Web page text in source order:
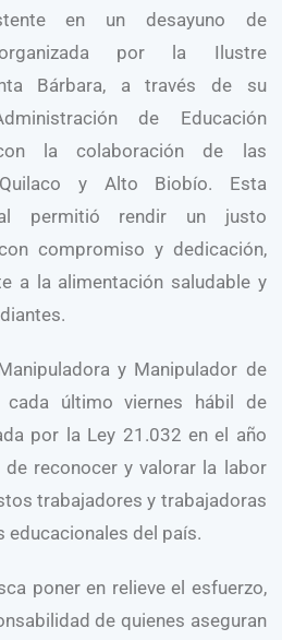
en un desayuno de
por la Ilustre
Bárbara, a través de su
de Educación
la colaboración de las
y Alto Biobío. Esta
permitió rendir un justo
compromiso y dedicación,
a la alimentación saludable y
y Manipulador de
cada último viernes hábil de
por la Ley 21.032 en el año
reconocer y valorar la labor
trabajadores y trabajadoras
del país.
poner en relieve el esfuerzo,
de quienes aseguran